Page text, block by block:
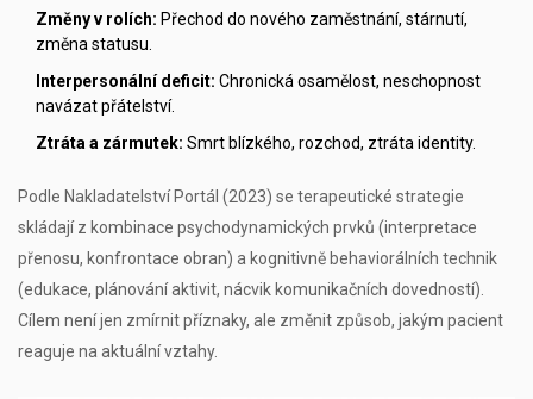
Změny v rolích: Přechod do nového zaměstnání, stárnutí,
změna statusu.
Interpersonální deficit: Chronická osamělost, neschopnost
navázat přátelství.
Ztráta a zármutek: Smrt blízkého, rozchod, ztráta identity.
Podle Nakladatelství Portál (2023) se terapeutické strategie
skládají z kombinace psychodynamických prvků (interpretace
přenosu, konfrontace obran) a kognitivně behaviorálních technik
(edukace, plánování aktivit, nácvik komunikačních dovedností).
Cílem není jen zmírnit příznaky, ale změnit způsob, jakým pacient
reaguje na aktuální vztahy.